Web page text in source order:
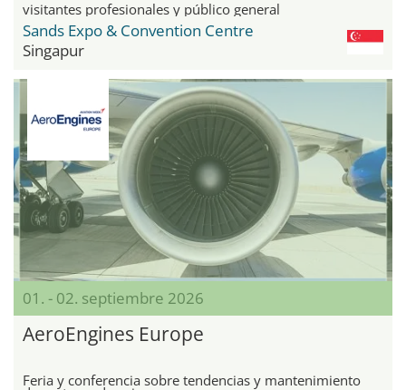
visitantes profesionales y público general
Sands Expo & Convention Centre
Singapur
01. - 02. septiembre 2026
AeroEngines Europe
Feria y conferencia sobre tendencias y mantenimiento